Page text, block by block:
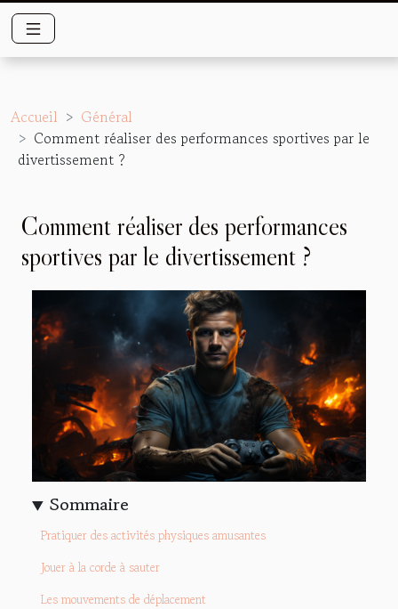
Accueil
Général
Comment réaliser des performances sportives par le
divertissement ?
Comment réaliser des performances
sportives par le divertissement ?
Sommaire
Pratiquer des activités physiques amusantes
Jouer à la corde à sauter
Les mouvements de déplacement